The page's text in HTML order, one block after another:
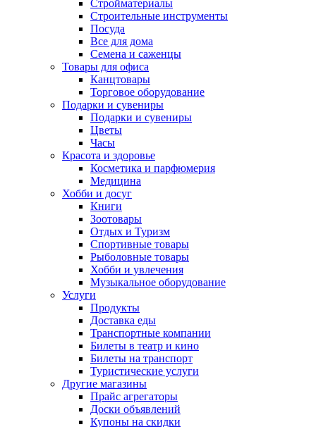
Стройматериалы
Строительные инструменты
Посуда
Все для дома
Семена и саженцы
Товары для офиса
Канцтовары
Торговое оборудование
Подарки и сувениры
Подарки и сувениры
Цветы
Часы
Красота и здоровье
Косметика и парфюмерия
Медицина
Хобби и досуг
Книги
Зоотовары
Отдых и Туризм
Спортивные товары
Рыболовные товары
Хобби и увлечения
Музыкальное оборудование
Услуги
Продукты
Доставка еды
Транспортные компании
Билеты в театр и кино
Билеты на транспорт
Туристические услуги
Другие магазины
Прайс агрегаторы
Доски объявлений
Купоны на скидки